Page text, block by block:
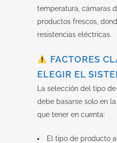
temperatura, cámaras
productos frescos,
resistencias eléctricas.
FACTORES
ELEGIR EL
La selección del tipo
debe basarse solo en
que tener en cuenta:
El tipo de producto